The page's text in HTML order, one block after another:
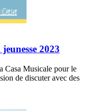
2023
Casa Musicale pour le
de discuter avec des